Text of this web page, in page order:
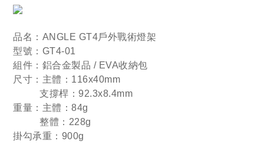
品名： ANGLE GT4戶外戰術燈架
型號 ： GT4-01
組件 ： 鋁合金製品 / EVA收納包
尺寸 ： 主體：116x40mm
支撐桿：92.3x8.4mm
重量 ： 主體：84g
整體：228g
掛勾承重 ： 900g